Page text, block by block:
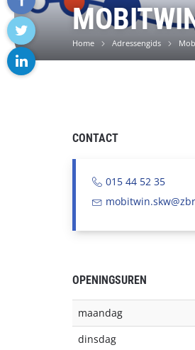
Home Adressengids
facebook
twitter
CONTACT
015 44 52 35
OPENINGSUREN
maandag
dinsdag